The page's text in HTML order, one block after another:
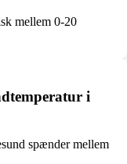
mellem 0-20
i
spænder mellem